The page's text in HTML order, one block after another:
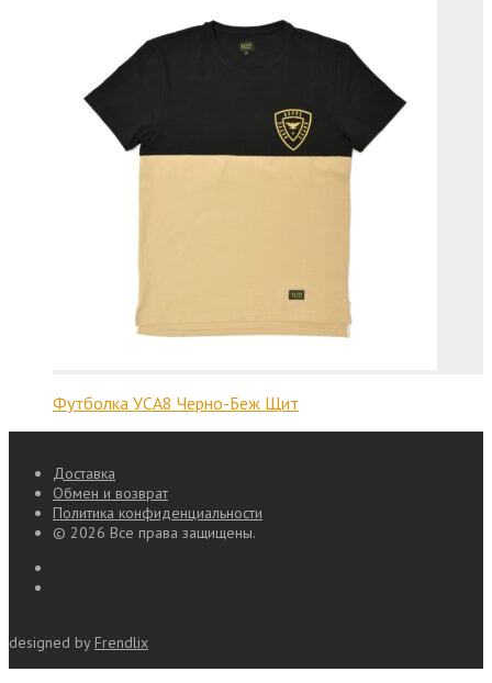
Футболка УСА8 Черно-Беж Щит
Доставка
Обмен и возврат
Политика конфиденциальности
© 2026 Все права защищены.
designed by Frendlix